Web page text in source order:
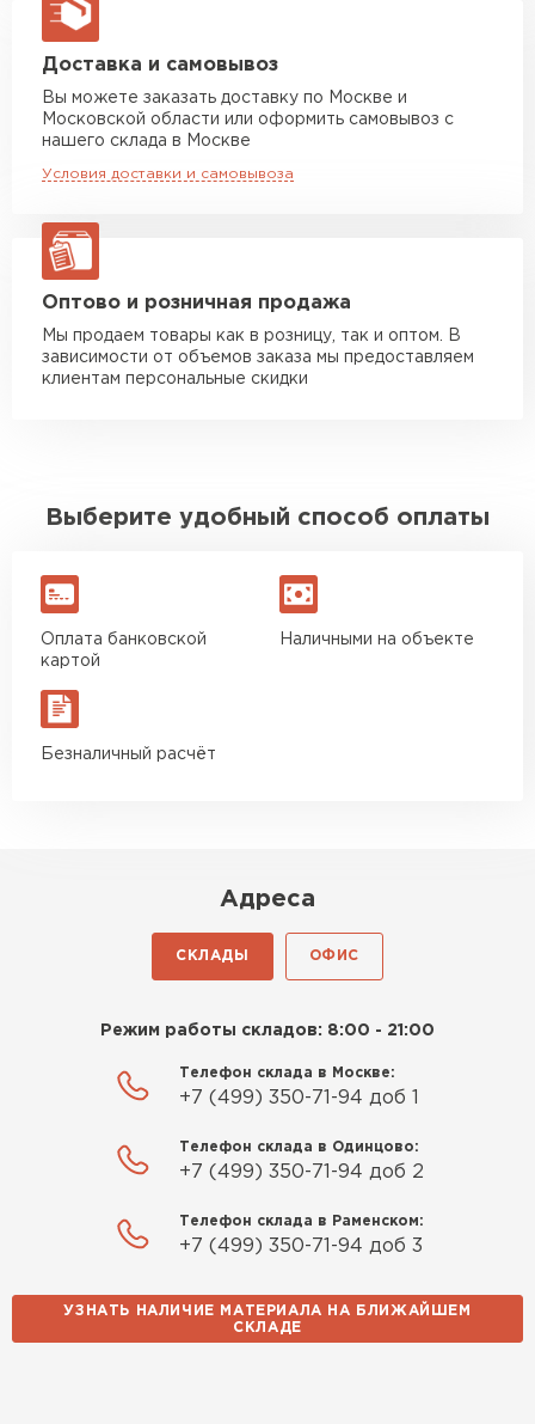
макс. длина груза 13,5 м
Манипулятор до 5 тн
Манипулятор до 10 тн
макс. длина груза 8 м
макс. длина груза 13,5 м
ЗАКАЗАТЬ С ДОСТАВКОЙ
Доставка и самовывоз
Вы можете заказать доставку по Москве и
Московской области или оформить самовывоз с
нашего склада в Москве
Условия доставки и самовывоза
Оптово и розничная продажа
Мы продаем товары как в розницу, так и оптом. В
зависимости от объемов заказа мы предоставляем
клиентам персональные скидки
Выберите удобный способ оплаты
Оплата банковской
картой
Наличными на объекте
Безналичный расчёт
Адреса
СКЛАДЫ ОФИС
Режим работы складов: 8:00 - 21:00
Телефон склада в Москве:
+7 (499) 350-71-94 доб 1
Телефон склада в Одинцово:
+7 (499) 350-71-94 доб 2
Телефон склада в Раменском:
+7 (499) 350-71-94 доб 3
УЗНАТЬ НАЛИЧИЕ МАТЕРИАЛА НА БЛИЖАЙШЕМ
СКЛАДЕ